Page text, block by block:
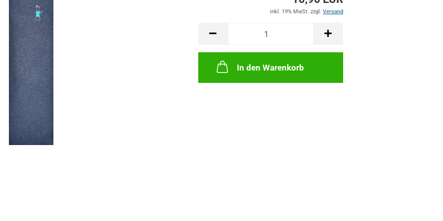
inkl. 19% MwSt. zzgl. Versand
In den Warenkorb